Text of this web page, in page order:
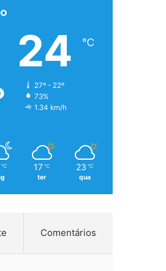
24 ℃
27º - 22º
73%
1.34 km/h
℃ 17 ℃
ter
23 ℃
qua
Comentários